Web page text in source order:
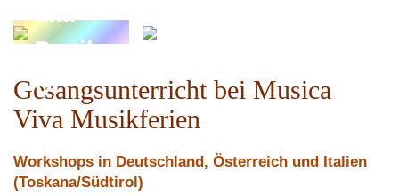
aka
Devils
D
Gesangsunterricht bei Musica
Viva Musikferien
Workshops in Deutschland, Österreich und Italien
(Toskana/Südtirol)